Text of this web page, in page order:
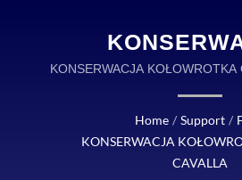
CAVALLA |
FISHING:
KONSERWACJA KOŁOWROTKA
Home / Support /
KONSERWACJA
CAVALLA